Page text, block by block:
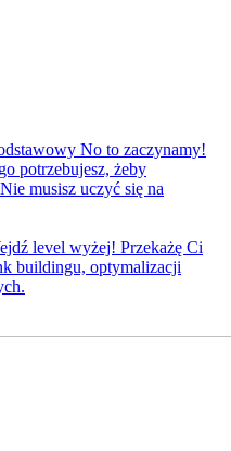
No to zaczynamy!
potrzebujesz, żeby
musisz uczyć się na
level wyżej! Przekażę Ci
buildingu, optymalizacji